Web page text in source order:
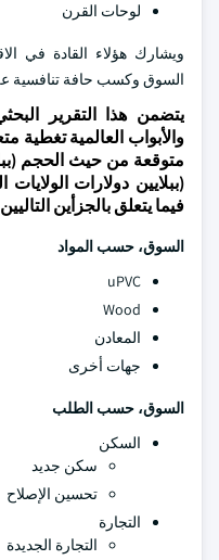
لوحات القرن
ويشارك هؤلاء القادة في
السوق وكسب حافة تنافسية
يتضمن هذا التقرير
والأبواب العالمية تغطية
متوقعة من حيث الحجم
فيما يتعلق بالجزأين
السوق، حسب المواد
uPVC
Wood
المعادن
جهات أخرى
السوق، حسب الطلب
السكن
سكن جديد
تحسين الإصلاح
التجارة
التجارة الجديدة